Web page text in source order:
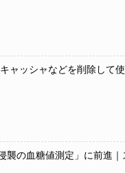
ャッシャなどを削除して
襲の血糖値測定」に前進